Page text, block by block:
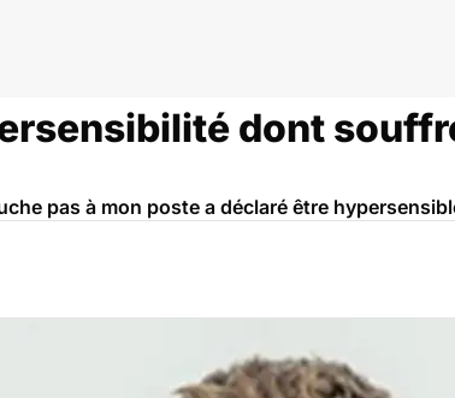
dont
pas à mon poste a déclaré être